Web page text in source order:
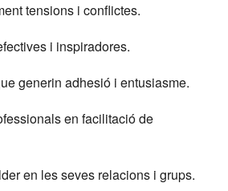
tensions i conflictes.
i inspiradores.
generin adhesió i entusiasme.
en facilitació de
en les seves relacions i grups.